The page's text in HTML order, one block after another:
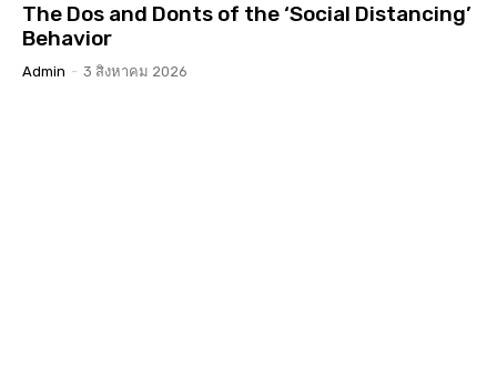
The Dos and Donts of the ‘Social Distancing’
Behavior
Admin - 3 สิงหาคม 2026